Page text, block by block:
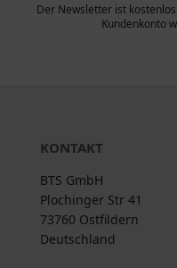
Der Newsletter ist
Kundenkonto
KONTAKT
BTS GmbH
Plochinger Str 41
73760 Ostfildern
Deutschland